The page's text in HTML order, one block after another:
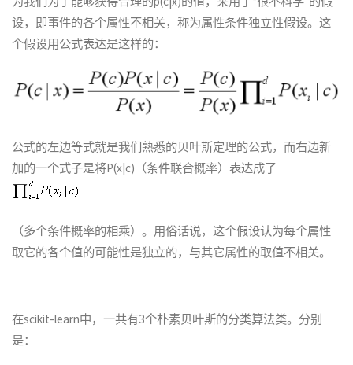
设，即事件的各个属性不相关，称为属性条件独立性假设。这
个假设用公式表达是这样的：
公式的左边等式就是我们熟悉的贝叶斯定理的公式，而右边新
加的一个式子是将P(x|c)（条件联合概率）表达成了
（多个条件概率的相乘）。用俗话说，这个假设认为每个属性
取它的各个值的可能性是独立的，与其它属性的取值不相关。
在scikit-learn中，一共有3个朴素贝叶斯的分类算法类。分别
是：